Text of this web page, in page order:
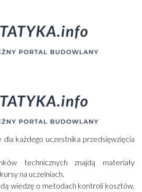
każdego uczestnika przedsięwzięcia
technicznych znajdą materiały
na uczelniach.
wiedzę o metodach kontroli kosztów,